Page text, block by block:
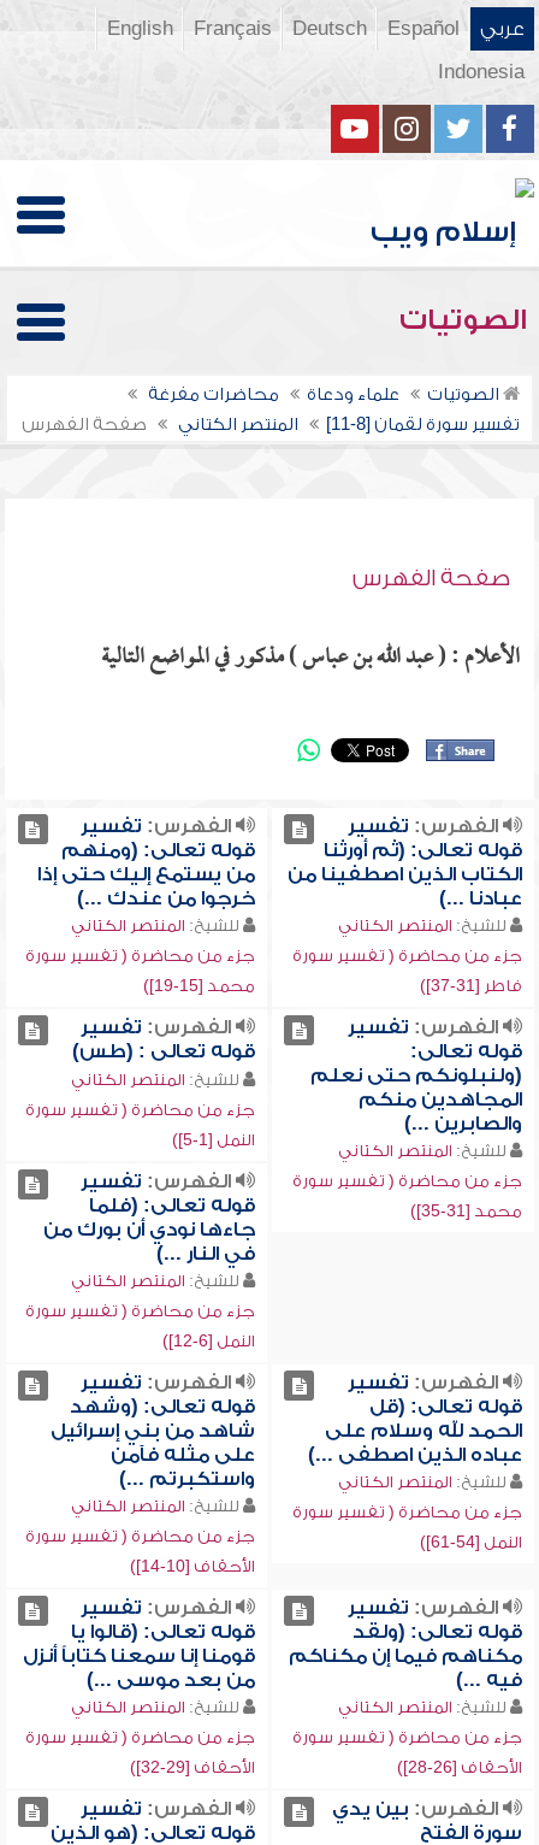
عربي Español
Deutsch
Français
English
Indonesia
الصوتيات
الصوتيات علماء ودعاة
محاضرات مفرغة
تفسير سورة لقمان [8-11]
المنتصر الكتاني صفحة الفهرس
صفحة الفهرس
الأعلام : ( عبد الله بن عباس ) مذكور في المواضع التالية
الفهرس: تفسير
قوله تعالى: (ثم أورثنا
الكتاب الذين اصطفينا من
عبادنا ...)
للشيخ: المنتصر الكتاني
جزء من محاضرة ( تفسير سورة
فاطر [31-37])
الفهرس: تفسير
قوله تعالى: (ومنهم
من يستمع إليك حتى إذا
خرجوا من عندك ...)
للشيخ: المنتصر الكتاني
جزء من محاضرة ( تفسير سورة
محمد [15-19])
الفهرس: تفسير
قوله تعالى:
(ولنبلونكم حتى نعلم
المجاهدين منكم
والصابرين ...)
للشيخ: المنتصر الكتاني
جزء من محاضرة ( تفسير سورة
محمد [31-35])
الفهرس: تفسير
قوله تعالى : (طس)
للشيخ: المنتصر الكتاني
جزء من محاضرة ( تفسير سورة
النمل [1-5])
الفهرس: تفسير
قوله تعالى: (فلما
جاءها نودي أن بورك من
في النار ...)
للشيخ: المنتصر الكتاني
جزء من محاضرة ( تفسير سورة
النمل [6-12])
الفهرس: تفسير
قوله تعالى: (قل
الحمد لله وسلام على
عباده الذين اصطفى ...)
للشيخ: المنتصر الكتاني
جزء من محاضرة ( تفسير سورة
النمل [54-61])
الفهرس: تفسير
قوله تعالى: (وشهد
شاهد من بني إسرائيل
على مثله فآمن
واستكبرتم ...)
للشيخ: المنتصر الكتاني
جزء من محاضرة ( تفسير سورة
الأحقاف [10-14])
الفهرس: تفسير
قوله تعالى: (ولقد
مكناهم فيما إن مكناكم
فيه ...)
للشيخ: المنتصر الكتاني
جزء من محاضرة ( تفسير سورة
الأحقاف [26-28])
الفهرس: تفسير
قوله تعالى: (قالوا يا
قومنا إنا سمعنا كتاباً أنزل
من بعد موسى ...)
للشيخ: المنتصر الكتاني
جزء من محاضرة ( تفسير سورة
الأحقاف [29-32])
الفهرس: بين يدي
سورة الفتح
الفهرس: تفسير
قوله تعالى: (هو الذين